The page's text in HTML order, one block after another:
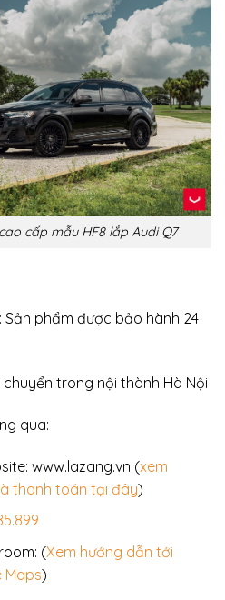
cấp mẫu HF8 lắp Audi Q7
phẩm được bảo hành 24
trong nội thành Hà Nội
qua:
www.lazang.vn (xem
thanh toán tại đây)
(Xem hướng dẫn tới
Maps)